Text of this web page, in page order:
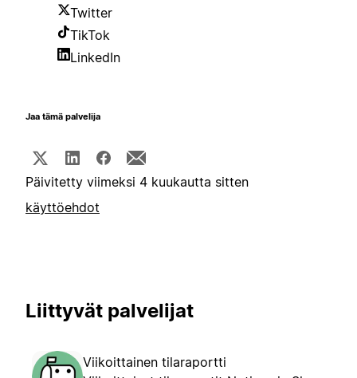
Twitter
TikTok
LinkedIn
Jaa tämä palvelija
Päivitetty viimeksi 4 kuukautta sitten
käyttöehdot
Liittyvät palvelijat
Viikoittainen tilaraportti